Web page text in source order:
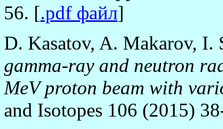
56. [.pdf файл]
D. Kasatov, A. Makarov, I.
gamma-ray and neutron
MeV proton beam with
and Isotopes 106 (2015)